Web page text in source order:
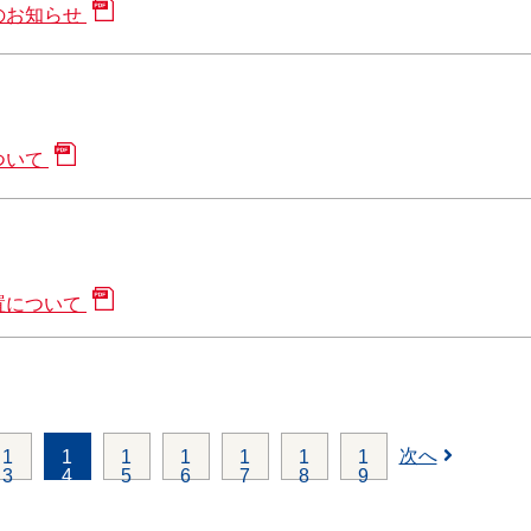
お知らせ
いて
ついて
1
3
1
4
1
5
1
6
1
7
1
8
1
9
次へ